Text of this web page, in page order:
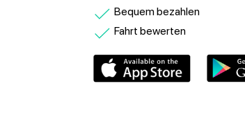
Bequem bezahlen
Fahrt bewerten